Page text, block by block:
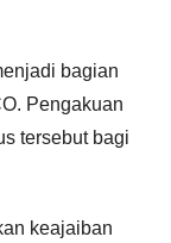
bagian
Pengakuan
tersebut bagi
keajaiban